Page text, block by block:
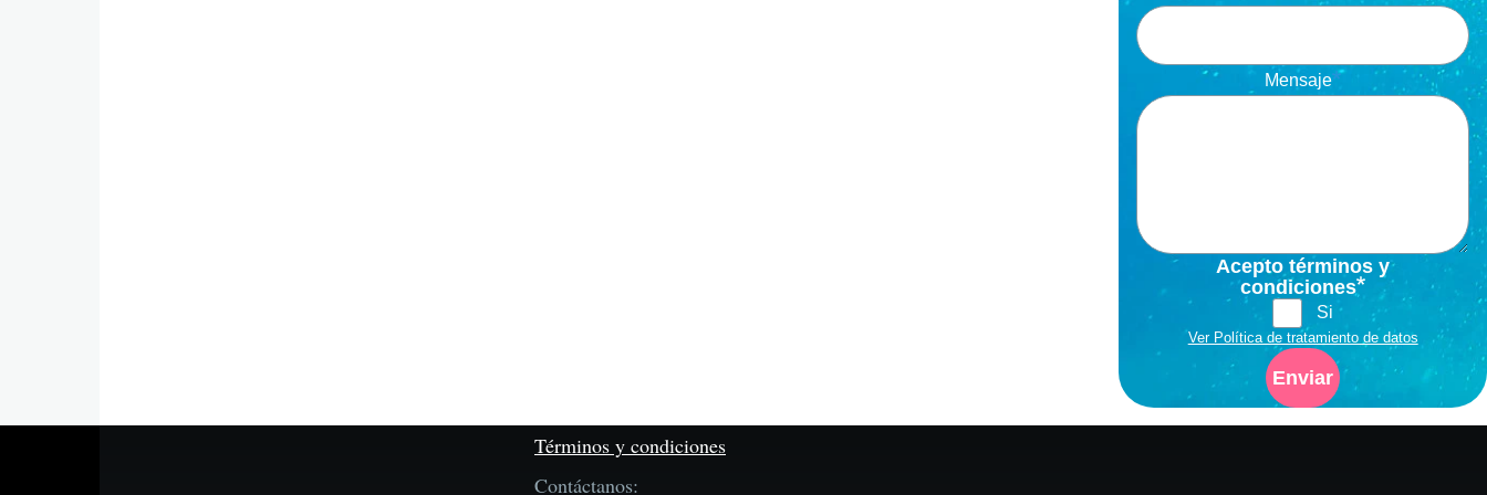
Mensaje
Acepto términos y
condiciones
Si
Ver Política de tratamiento de datos
Términos y condiciones
Contáctanos: